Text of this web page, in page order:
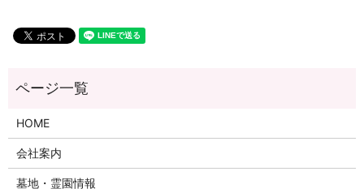
HOME
会社案内
墓地・霊園情報